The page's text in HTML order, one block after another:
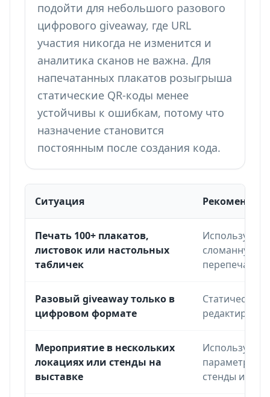
подойти для небольшого разового
цифрового giveaway, где URL
участия никогда не изменится и
аналитика сканов не важна. Для
напечатанных плакатов розыгрыша
статические QR-коды менее
устойчивы к ошибкам, потому что
назначение становится
постоянным после создания кода.
Ситуация
Печать 100+ плакатов,
листовок или настольных
табличек
Используйте
сломанную
перепечатки.
Разовый giveaway только в
цифровом формате
Статический
Мероприятие в нескольких
локациях или стенды на
выставке
Используйте
параметрами
стенды или